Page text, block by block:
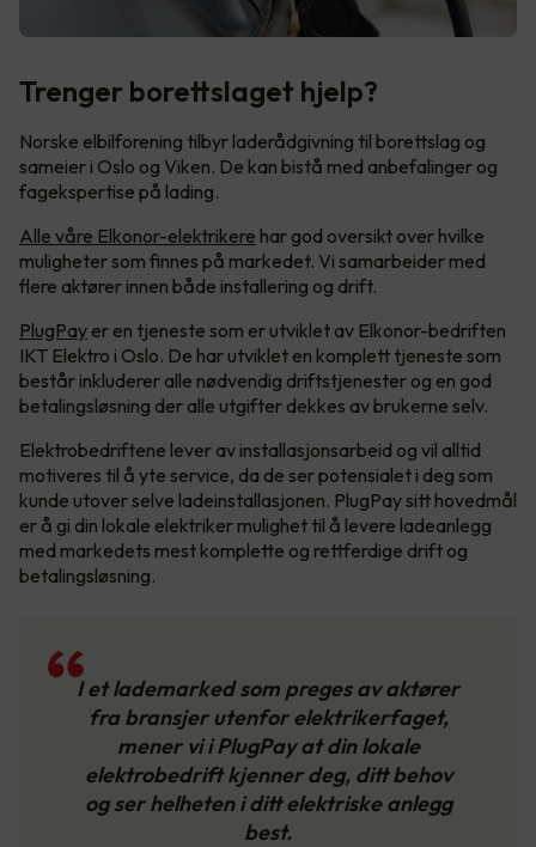
Trenger borettslaget hjelp?
Norske elbilforening tilbyr laderådgivning til borettslag og
sameier i Oslo og Viken. De kan bistå med anbefalinger og
fagekspertise på lading.
Alle våre Elkonor-elektrikere har god oversikt over hvilke
muligheter som finnes på markedet. Vi samarbeider med
flere aktører innen både installering og drift.
PlugPay er en tjeneste som er utviklet av Elkonor-bedriften
IKT Elektro i Oslo. De har utviklet en komplett tjeneste som
består inkluderer alle nødvendig driftstjenester og en god
betalingsløsning der alle utgifter dekkes av brukerne selv.
Elektrobedriftene lever av installasjonsarbeid og vil alltid
motiveres til å yte service, da de ser potensialet i deg som
kunde utover selve ladeinstallasjonen. PlugPay sitt hovedmål
er å gi din lokale elektriker mulighet til å levere ladeanlegg
med markedets mest komplette og rettferdige drift og
betalingsløsning.
I et lademarked som preges av aktører
fra bransjer utenfor elektrikerfaget,
mener vi i PlugPay at din lokale
elektrobedrift kjenner deg, ditt behov
og ser helheten i ditt elektriske anlegg
best.